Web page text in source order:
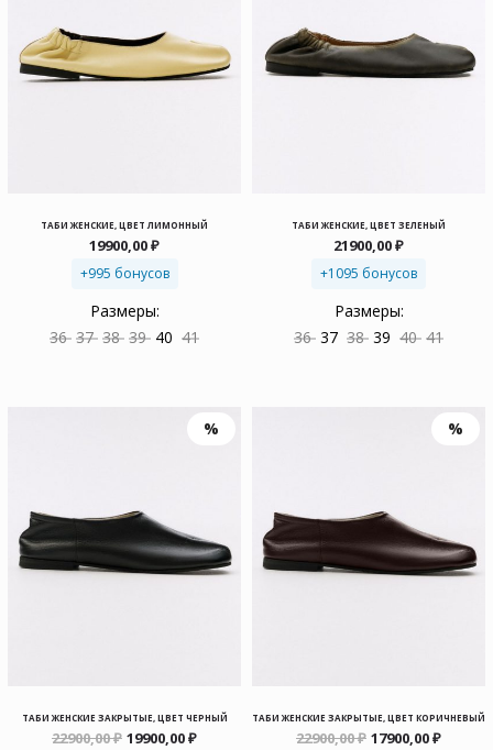
ТАБИ ЖЕНСКИЕ, ЦВЕТ ЛИМОННЫЙ
19900,00₽
+995 бонусов
Размеры:
36 37 38 39 40 41
ТАБИ ЖЕНСКИЕ, ЦВЕТ ЗЕЛЕНЫЙ
21900,00₽
+1095 бонусов
Размеры:
36 37 38 39 40 41
ТАБИ ЖЕНСКИЕ ЗАКРЫТЫЕ, ЦВЕТ ЧЕРНЫЙ
22900,00₽ Первоначальная
19900,00₽Текущая
ТАБИ ЖЕНСКИЕ ЗАКРЫТЫЕ, ЦВЕТ КОРИЧНЕВЫЙ
22900,00₽ 17900,00₽